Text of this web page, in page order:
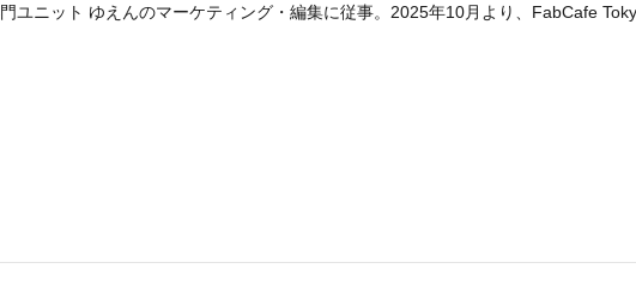
ユニット ゆえんのマーケティング・編集に従事。2025年10月より、FabCafe